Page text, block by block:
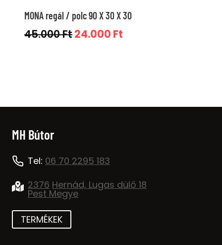
MONA regál / polc 90 X 30 X 30
45.000FtOriginal
24.000 Ft
MH Bútor
Tel: 06 70 2295 183
2376 Hernád, Lugas dülő 18
Pest Megye
TERMÉKEK